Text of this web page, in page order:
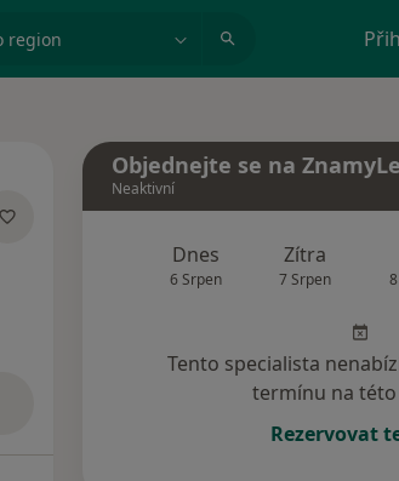
region
Objednejte se na
Neaktivní
Dnes
6 Srpen
Zítra
7 Srpen
Tento specialista
termínu na této
Rezervovat